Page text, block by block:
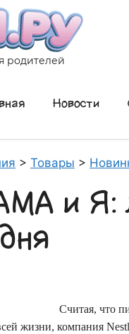
родителей
Новости
> Товары >
и Я:
Считая, что
жизни, компания